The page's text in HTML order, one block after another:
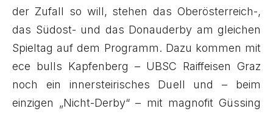
der Zufall so will, stehen das Oberösterreich-,
das Südost- und das Donauderby am gleichen
Spieltag auf dem Programm. Dazu kommen mit
ece bulls Kapfenberg – UBSC Raiffeisen Graz
noch ein innersteirisches Duell und – beim
einzigen „Nicht-Derby“ – mit magnofit Güssing